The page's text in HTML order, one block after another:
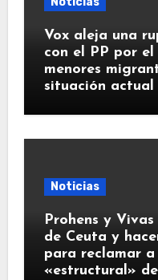
Vox aleja una
con el PP por
menores
situación actual
Noticias
Prohens y
de Ceuta y
para reclamar a
«estructural»